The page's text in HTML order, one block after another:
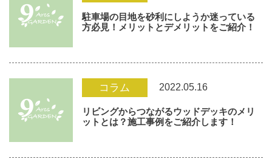
駐車場の目地を砂利にしようか迷っている
方必見！メリットとデメリットをご紹介！
コラム 2022.05.16
リビングからつながるウッドデッキのメリ
ットとは？施工事例をご紹介します！